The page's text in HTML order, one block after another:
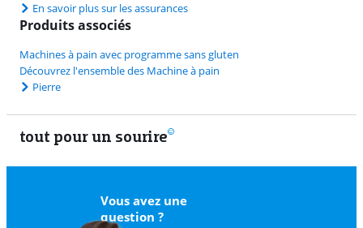
En savoir plus sur les assurances
Produits associés
Machines à pain avec programme sans gluten
Découvrez l'ensemble des Machine à pain
Pierre
tout pour un sourire
Vous avez une
question ?